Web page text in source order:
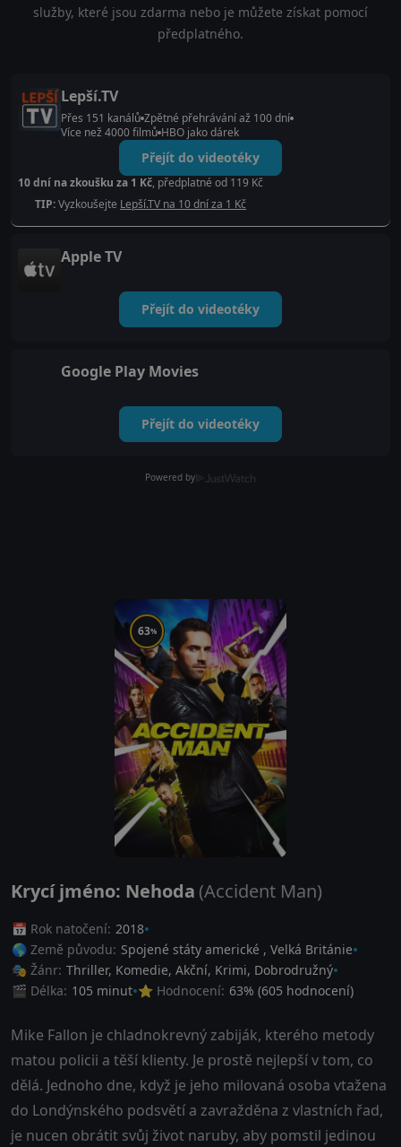
služby, které jsou zdarma nebo je můžete získat pomocí
předplatného.
Lepší.TV
Přes 151 kanálů Zpětné přehrávání až 100 dní
Více než 4000 filmů HBO jako dárek
Přejít do videotéky
10 dní na zkoušku za 1 Kč, předplatné od 119 Kč
TIP:Vyzkoušejte Lepší.TV na 10 dní za 1 Kč
Apple TV
Přejít do videotéky
Google Play Movies
Přejít do videotéky
Powered by
63%
Krycí jméno: Nehoda (Accident Man)
📅 Rok natočení: 2018
🌎 Země původu: Spojené státy americké , Velká Británie
🎭 Žánr: Thriller, Komedie, Akční, Krimi, Dobrodružný
🎬 Délka: 105 minut ⭐ Hodnocení: 63% (605 hodnocení)
Mike Fallon je chladnokrevný zabiják, kterého metody
matou policii a těší klienty. Je prostě nejlepší v tom, co
dělá. Jednoho dne, když je jeho milovaná osoba vtažena
do Londýnského podsvětí a zavražděna z vlastních řad,
je nucen obrátit svůj život naruby, aby pomstil jedinou